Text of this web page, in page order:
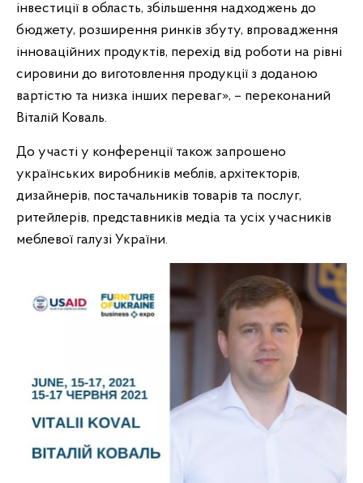
інвестиції в область, збільшення надходжень до
бюджету, розширення ринків збуту, впровадження
інноваційних продуктів, перехід від роботи на рівні
сировини до виготовлення продукції з доданою
вартістю та низка інших переваг», – переконаний
Віталій Коваль.
До участі у конференції також запрошено
українських виробників меблів, архітекторів,
дизайнерів, постачальників товарів та послуг,
ритейлерів, представників медіа та усіх учасників
меблевої галузі України.